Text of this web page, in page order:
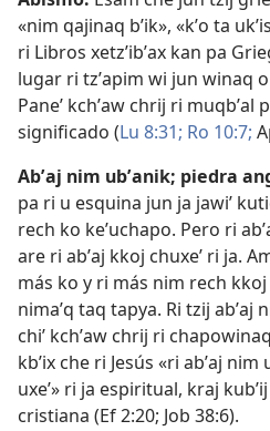
«nim qajinaq bʼik», «kʼo ta
ri Libros xetzʼibʼax kan pa
lugar ri tzʼapim wi jun winaq
Paneʼ kchʼaw chrij ri muqbʼal
significado (Lu 8:31; Ro 10:7;
Abʼaj nim ubʼanik; piedra
pa ri u esquina jun ja jawiʼ
rech ko keʼuchapo. Pero ri
are ri abʼaj kkoj chuxeʼ ri ja.
más ko y ri más nim rech kkoj
nimaʼq taq tapya. Ri tzij abʼaj
chiʼ kchʼaw chrij ri
kbʼix che ri Jesús «ri abʼaj
uxeʼ» ri ja espiritual, kraj
cristiana (Ef 2:20; Job 38:6).